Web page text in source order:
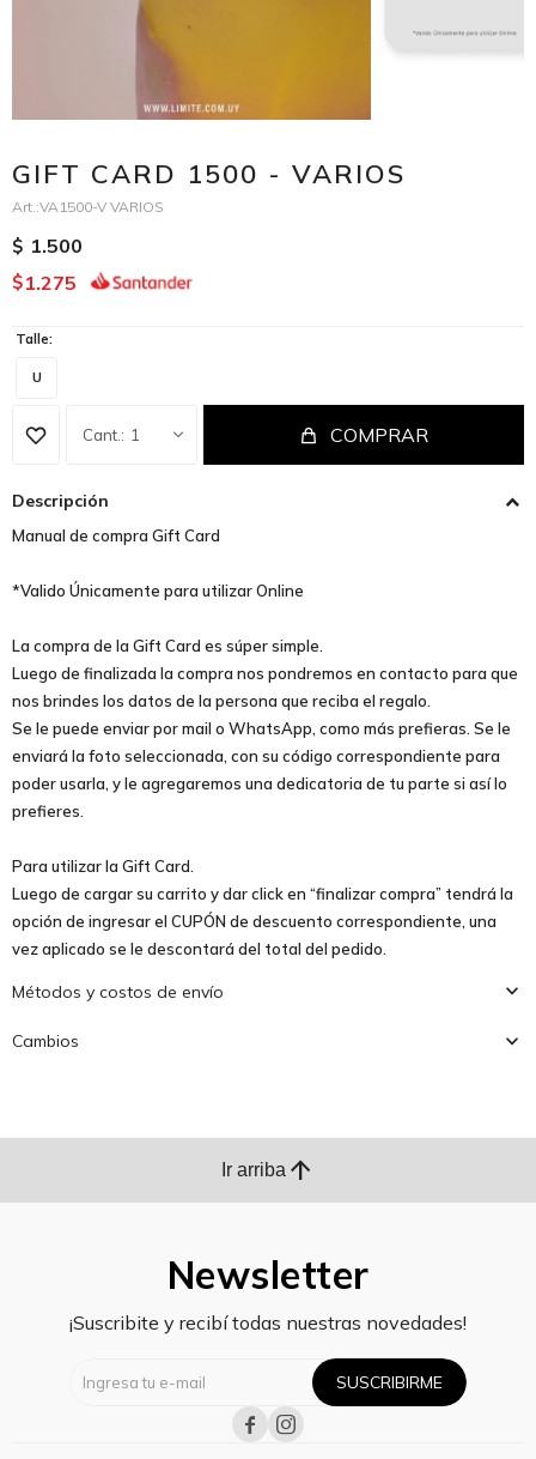
GIFT CARD 1500 - VARIOS
VA1500-V VARIOS
$ 1.500
$1.275
Talle:
U
1 COMPRAR
Descripción
Manual de compra Gift Card
*Valido Únicamente para utilizar Online
La compra de la Gift Card es súper simple.
Luego de finalizada la compra nos pondremos en contacto para que
nos brindes los datos de la persona que reciba el regalo.
Se le puede enviar por mail o WhatsApp, como más prefieras. Se le
enviará la foto seleccionada, con su código correspondiente para
poder usarla, y le agregaremos una dedicatoria de tu parte si así lo
prefieres.
Para utilizar la Gift Card.
Luego de cargar su carrito y dar click en “finalizar compra” tendrá la
opción de ingresar el CUPÓN de descuento correspondiente, una
vez aplicado se le descontará del total del pedido.
Métodos y costos de envío
Cambios
Ir arriba arrow_upward
Newsletter
¡Suscribite y recibí todas nuestras novedades!
SUSCRIBIRME
 